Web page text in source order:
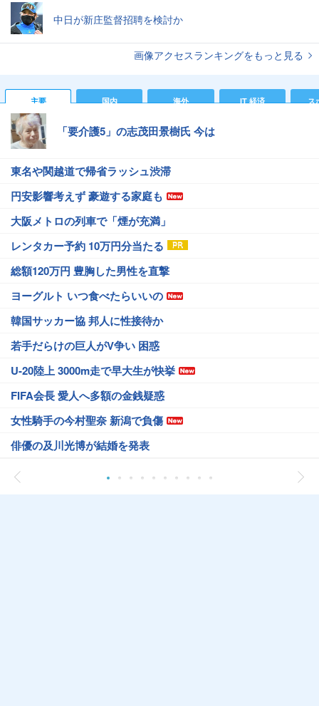
中日が新庄監督招聘を検討か
画像アクセスランキングをもっと見る
主要 国内 海外 IT 経済 ス
「要介護5」の志茂田景樹氏 今は
東名や関越道で帰省ラッシュ渋滞
円安影響考えず 豪遊する家庭も
大阪メトロの列車で「煙が充満」
レンタカー予約 10万円分当たる
総額120万円 豊胸した男性を直撃
ヨーグルト いつ食べたらいいの
韓国サッカー協 邦人に性接待か
若手だらけの巨人がV争い 困惑
U-20陸上 3000m走で早大生が快挙
FIFA会長 愛人へ多額の金銭疑惑
女性騎手の今村聖奈 新潟で負傷
俳優の及川光博が結婚を発表